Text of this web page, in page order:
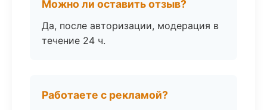
Можно ли оставить отзыв?
Да, после авторизации, модерация в
течение 24 ч.
Работаете с рекламой?